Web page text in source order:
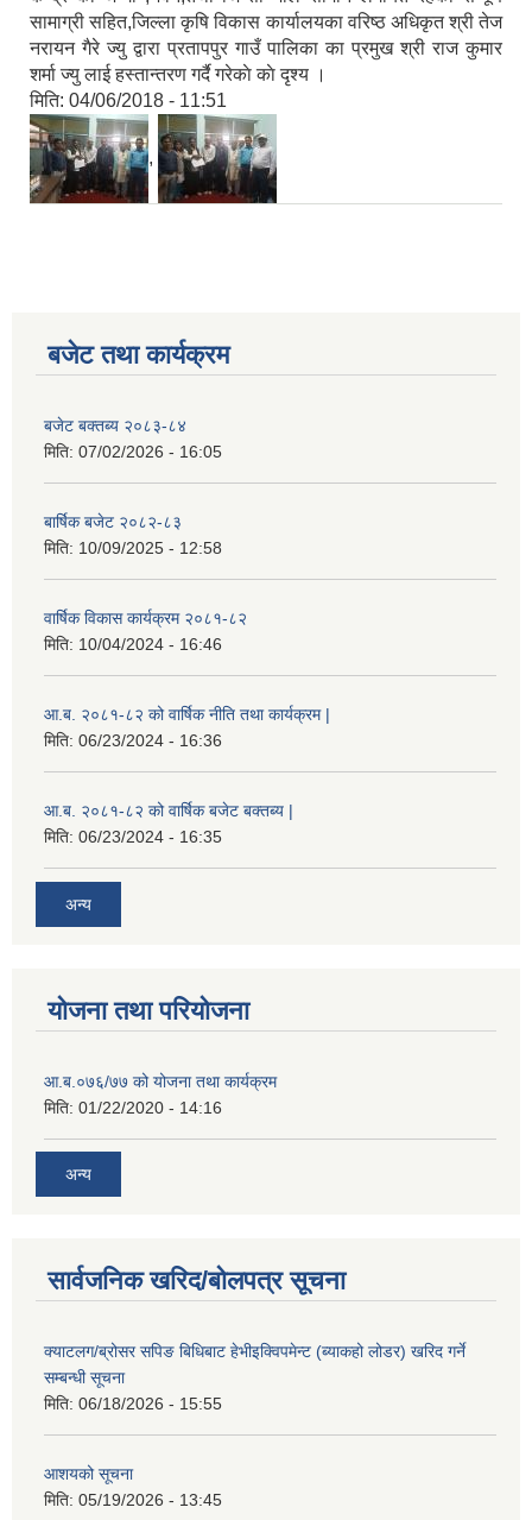
सामाग्री सहित,जिल्ला कृषि विकास कार्यालयका वरिष्ठ अधिकृत श्री तेज
नरायन गैरे ज्यु द्वारा प्रतापपुर गाउँ पालिका का प्रमुख श्री राज कुमार
शर्मा ज्यु लाई हस्तान्तरण गर्दै गरेकाे काे दृश्य ।
मिति: 04/06/2018 - 11:51
,
बजेट तथा कार्यक्रम
बजेट बक्तब्य २०८३-८४
मिति: 07/02/2026 - 16:05
बार्षिक बजेट २०८२-८३
मिति: 10/09/2025 - 12:58
वार्षिक विकास कार्यक्रम २०८१-८२
मिति: 10/04/2024 - 16:46
आ.ब. २०८१-८२ को वार्षिक नीति तथा कार्यक्रम |
मिति: 06/23/2024 - 16:36
आ.ब. २०८१-८२ को वार्षिक बजेट बक्तब्य |
मिति: 06/23/2024 - 16:35
अन्य
योजना तथा परियोजना
आ.ब.०७६/७७ को योजना तथा कार्यक्रम
मिति: 01/22/2020 - 14:16
अन्य
सार्वजनिक खरिद/बोलपत्र सूचना
क्याटलग/ब्रोसर सपिङ बिधिबाट हेभीइक्विपमेन्ट (ब्याकहो लोडर) खरिद गर्ने
सम्बन्धी सूचना
मिति: 06/18/2026 - 15:55
आशयको सूचना
मिति: 05/19/2026 - 13:45